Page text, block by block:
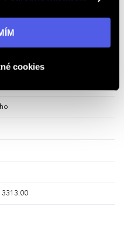
zásadách ochrany
cookies